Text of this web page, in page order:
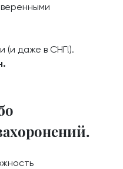
(и даже в СНГ!).